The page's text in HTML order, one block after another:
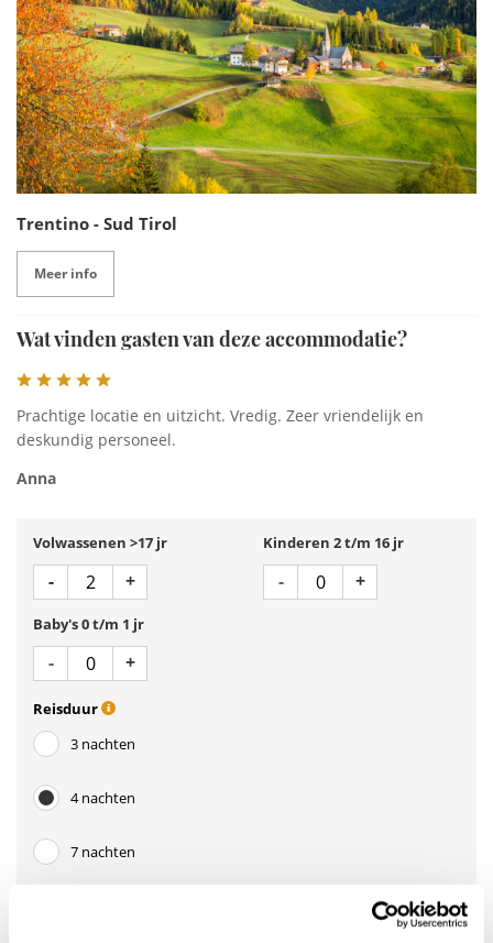
Trentino - Sud Tirol
Meer info
Wat vinden gasten van deze accommodatie?
Prachtige locatie en uitzicht. Vredig. Zeer vriendelijk en
deskundig personeel.
Anna
Volwassenen >17 jr
-Min 1 +Plus 1
Kinderen 2 t/m 16 jr
-Min 1 +Plus 1
Baby's 0 t/m 1 jr
-Min 1 +Plus 1
Reisduur
3 nachten
4 nachten
7 nachten